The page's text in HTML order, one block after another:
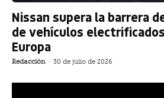
Nissan supera la barrera
de vehículos
Europa
Redacción - 30 de julio de 2026